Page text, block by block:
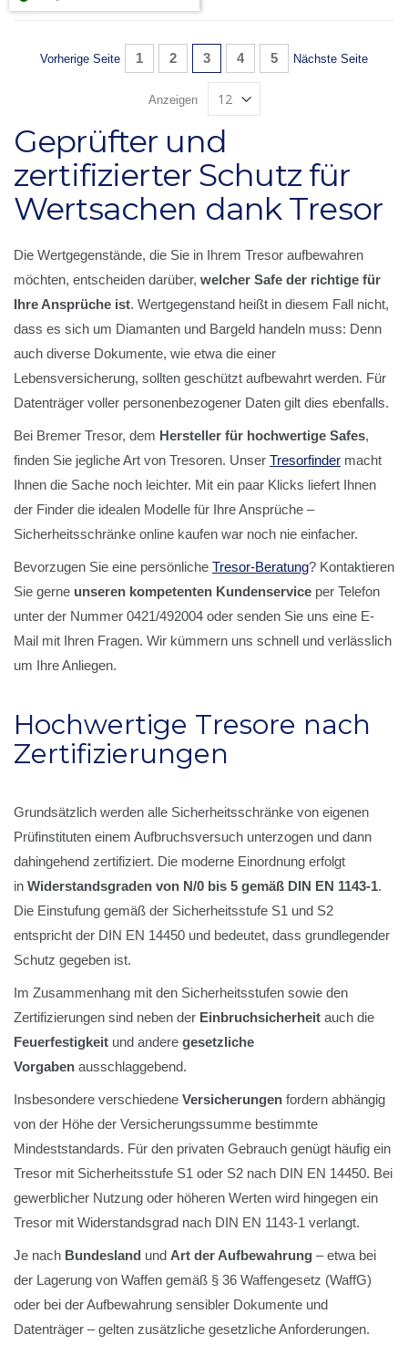
Seite
Seite
Vorherige Seite Seite
1 Seite
2 Sie lesen gerade Seite
3 Seite
4 Seite
5 Seite
Nächste Seite
Anzeigen
Geprüfter und
zertifizierter Schutz für
Wertsachen dank Tresor
Die Wertgegenstände, die Sie in Ihrem Tresor aufbewahren
möchten, entscheiden darüber, welcher Safe der richtige für
Ihre Ansprüche ist. Wertgegenstand heißt in diesem Fall nicht,
dass es sich um Diamanten und Bargeld handeln muss: Denn
auch diverse Dokumente, wie etwa die einer
Lebensversicherung, sollten geschützt aufbewahrt werden. Für
Datenträger voller personenbezogener Daten gilt dies ebenfalls.
Bei Bremer Tresor, dem Hersteller für hochwertige Safes,
finden Sie jegliche Art von Tresoren. Unser Tresorfinder macht
Ihnen die Sache noch leichter. Mit ein paar Klicks liefert Ihnen
der Finder die idealen Modelle für Ihre Ansprüche –
Sicherheitsschränke online kaufen war noch nie einfacher.
Bevorzugen Sie eine persönliche Tresor-Beratung? Kontaktieren
Sie gerne unseren kompetenten Kundenservice per Telefon
unter der Nummer 0421/492004 oder senden Sie uns eine E-
Mail mit Ihren Fragen. Wir kümmern uns schnell und verlässlich
um Ihre Anliegen.
Hochwertige Tresore nach
Zertifizierungen
Grundsätzlich werden alle Sicherheitsschränke von eigenen
Prüfinstituten einem Aufbruchsversuch unterzogen und dann
dahingehend zertifiziert. Die moderne Einordnung erfolgt
in Widerstandsgraden von N/0 bis 5 gemäß DIN EN 1143-1.
Die Einstufung gemäß der Sicherheitsstufe S1 und S2
entspricht der DIN EN 14450 und bedeutet, dass grundlegender
Schutz gegeben ist.
Im Zusammenhang mit den Sicherheitsstufen sowie den
Zertifizierungen sind neben der Einbruchsicherheit auch die
Feuerfestigkeit und andere gesetzliche
Vorgaben ausschlaggebend.
Insbesondere verschiedene Versicherungen fordern abhängig
von der Höhe der Versicherungssumme bestimmte
Mindeststandards. Für den privaten Gebrauch genügt häufig ein
Tresor mit Sicherheitsstufe S1 oder S2 nach DIN EN 14450. Bei
gewerblicher Nutzung oder höheren Werten wird hingegen ein
Tresor mit Widerstandsgrad nach DIN EN 1143-1 verlangt.
Je nach Bundesland und Art der Aufbewahrung – etwa bei
der Lagerung von Waffen gemäß § 36 Waffengesetz (WaffG)
oder bei der Aufbewahrung sensibler Dokumente und
Datenträger – gelten zusätzliche gesetzliche Anforderungen.